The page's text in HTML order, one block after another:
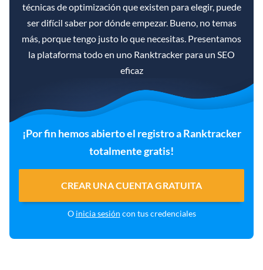
técnicas de optimización que existen para elegir, puede
ser difícil saber por dónde empezar. Bueno, no temas
más, porque tengo justo lo que necesitas. Presentamos
la plataforma todo en uno Ranktracker para un SEO
eficaz
¡Por fin hemos abierto el registro a Ranktracker
totalmente gratis!
CREAR UNA CUENTA GRATUITA
O inicia sesión con tus credenciales